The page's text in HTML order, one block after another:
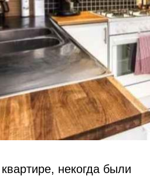
некогда были